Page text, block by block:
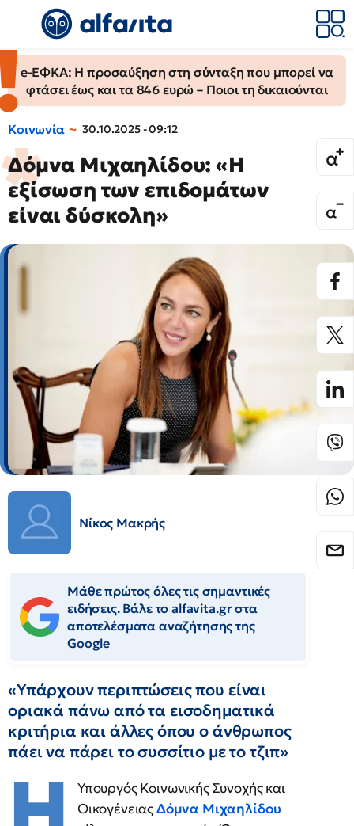
e-ΕΦΚΑ: Η προσαύξηση στη σύνταξη που μπορεί να
φτάσει έως και τα 846 ευρώ – Ποιοι τη δικαιούνται
Κοινωνία 30.10.2025 - 09:12
Δόμνα Μιχαηλίδου: «Η
εξίσωση των επιδομάτων
είναι δύσκολη»
Νίκος Μακρής
Μάθε πρώτος όλες τις σημαντικές
ειδήσεις. Βάλε το alfavita.gr στα
αποτελέσματα αναζήτησης της
Google
«Υπάρχουν περιπτώσεις που είναι
οριακά πάνω από τα εισοδηματικά
κριτήρια και άλλες όπου ο άνθρωπος
πάει να πάρει το συσσίτιο με το τζιπ»
Υπουργός Κοινωνικής Συνοχής και
ΟικογένειαςΔόμνα Μιχαηλίδου